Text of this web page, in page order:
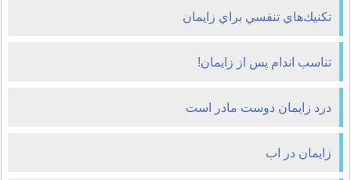
تكنيك‌هاي تنفسي براي زايمان
تناسب اندام پس از زایمان!
درد زايمان دوست مادر است
زایمان در اب